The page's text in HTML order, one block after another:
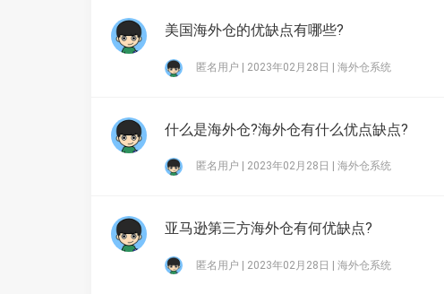
美国海外仓的优缺点有哪些?
匿名用户 | 2023年02月28日 | 海外仓系统
什么是海外仓?海外仓有什么优点缺点?
匿名用户 | 2023年02月28日 | 海外仓系统
亚马逊第三方海外仓有何优缺点?
匿名用户 | 2023年02月28日 | 海外仓系统